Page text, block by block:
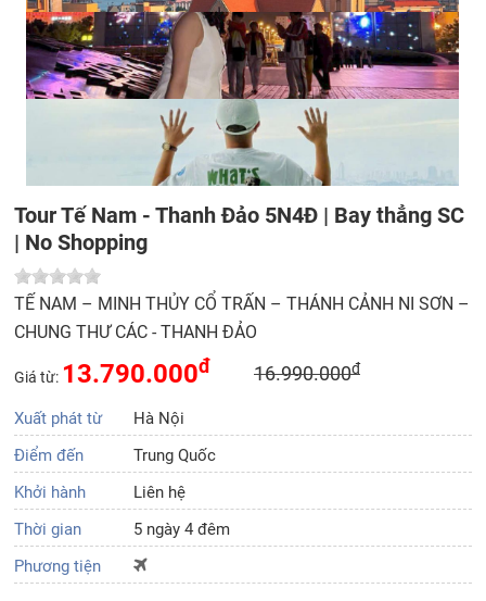
Tour Tế Nam - Thanh Đảo 5N4Đ | Bay thẳng SC
| No Shopping
TẾ NAM – MINH THỦY CỔ TRẤN – THÁNH CẢNH NI SƠN –
CHUNG THƯ CÁC - THANH ĐẢO
Giá từ: 13.790.000đ 16.990.000đ
Xuất phát từ
Hà Nội
Điểm đến
Trung Quốc
Khởi hành
Liên hệ
Thời gian
5 ngày 4 đêm
Phương tiện